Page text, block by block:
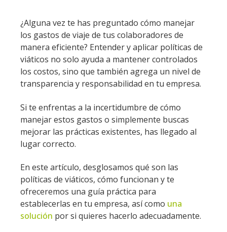
¿Alguna vez te has preguntado cómo manejar
los gastos de viaje de tus colaboradores de
manera eficiente? Entender y aplicar políticas de
viáticos no solo ayuda a mantener controlados
los costos, sino que también agrega un nivel de
transparencia y responsabilidad en tu empresa.
Si te enfrentas a la incertidumbre de cómo
manejar estos gastos o simplemente buscas
mejorar las prácticas existentes, has llegado al
lugar correcto.
En este artículo, desglosamos qué son las
políticas de viáticos, cómo funcionan y te
ofreceremos una guía práctica para
establecerlas en tu empresa, así como una
solución por si quieres hacerlo adecuadamente.